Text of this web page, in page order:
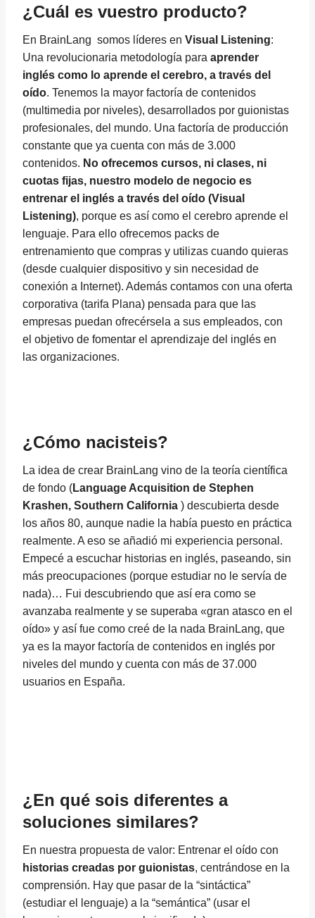
¿Cuál es vuestro producto?
En BrainLang somos líderes en Visual Listening:
Una revolucionaria metodología para aprender
inglés como lo aprende el cerebro, a través del
oído. Tenemos la mayor factoría de contenidos
(multimedia por niveles), desarrollados por guionistas
profesionales, del mundo. Una factoría de producción
constante que ya cuenta con más de 3.000
contenidos. No ofrecemos cursos, ni clases, ni
cuotas fijas, nuestro modelo de negocio es
entrenar el inglés a través del oído (Visual
Listening), porque es así como el cerebro aprende el
lenguaje. Para ello ofrecemos packs de
entrenamiento que compras y utilizas cuando quieras
(desde cualquier dispositivo y sin necesidad de
conexión a Internet). Además contamos con una oferta
corporativa (tarifa Plana) pensada para que las
empresas puedan ofrecérsela a sus empleados, con
el objetivo de fomentar el aprendizaje del inglés en
las organizaciones.
¿Cómo nacisteis?
La idea de crear BrainLang vino de la teoría científica
de fondo (Language Acquisition de Stephen
Krashen, Southern California ) descubierta desde
los años 80, aunque nadie la había puesto en práctica
realmente. A eso se añadió mi experiencia personal.
Empecé a escuchar historias en inglés, paseando, sin
más preocupaciones (porque estudiar no le servía de
nada)… Fui descubriendo que así era como se
avanzaba realmente y se superaba «gran atasco en el
oído» y así fue como creé de la nada BrainLang, que
ya es la mayor factoría de contenidos en inglés por
niveles del mundo y cuenta con más de 37.000
usuarios en España.
¿En qué sois diferentes a
soluciones similares?
En nuestra propuesta de valor: Entrenar el oído con
historias creadas por guionistas, centrándose en la
comprensión. Hay que pasar de la “sintáctica”
(estudiar el lenguaje) a la “semántica” (usar el